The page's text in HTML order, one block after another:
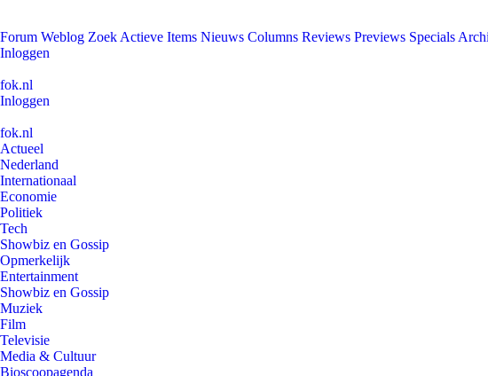
Forum Weblog Zoek Actieve Items Nieuws Columns Reviews Previews Specials
Inloggen
fok.nl
Inloggen
fok.nl
Actueel
Nederland
Internationaal
Economie
Politiek
Tech
Showbiz en Gossip
Opmerkelijk
Entertainment
Showbiz en Gossip
Muziek
Film
Televisie
Media & Cultuur
Bioscoopagenda